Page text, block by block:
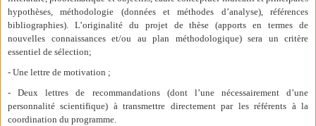
hypothèses, méthodologie (données et méthodes d’analyse), références
bibliographies). L’originalité du projet de thèse (apports en termes de
nouvelles connaissances et/ou au plan méthodologique) sera un critère
essentiel de sélection;
- Une lettre de motivation ;
- Deux lettres de recommandations (dont l’une nécessairement d’une
personnalité scientifique) à transmettre directement par les référents à la
coordination du programme.